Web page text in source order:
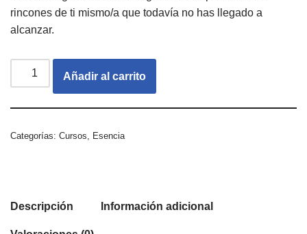
rincones de ti mismo/a que todavía no has llegado a
alcanzar.
Añadir al carrito
Categorías: Cursos, Esencia
Descripción Información adicional